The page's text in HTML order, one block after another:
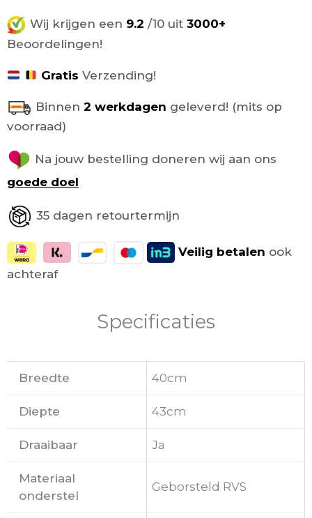
Wij krijgen een 9.2 /10 uit 3000+
Beoordelingen!
Gratis Verzending!
Binnen 2 werkdagen geleverd! (mits op
voorraad)
Na jouw bestelling doneren wij aan ons
goede doel
35 dagen retourtermijn
Veilig betalen ook
achteraf
Specificaties
Breedte 40cm
Diepte 43cm
Draaibaar Ja
Materiaal
onderstel
Geborsteld RVS